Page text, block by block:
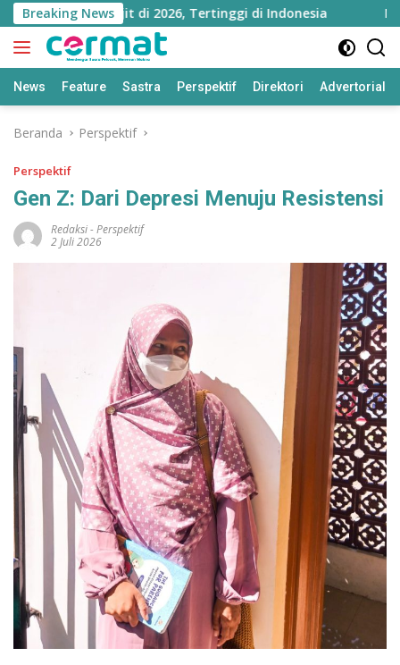
Langsung
ke
konten
Breaking News
Melejit di 2026, Tertinggi di Indonesia Ningsi
News Feature Sastra Perspektif Direktori Advertorial
Beranda Perspektif
Perspektif
Gen Z: Dari Depresi Menuju Resistensi
Redaksi-Perspektif
2 Juli 2026